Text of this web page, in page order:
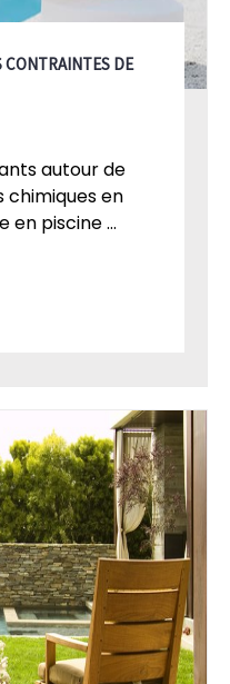
CONTRAINTES DE
autour de
chimiques en
en piscine ...